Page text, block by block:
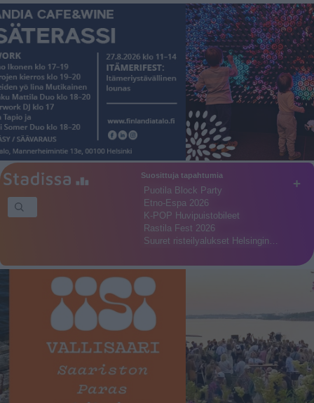
+
Suosittuja tapahtumia
Puotila Block Party
Etno-Espa 2026
K-POP Huvipuistobileet
Rastila Fest 2026
Suuret risteilyalukset Helsingin…